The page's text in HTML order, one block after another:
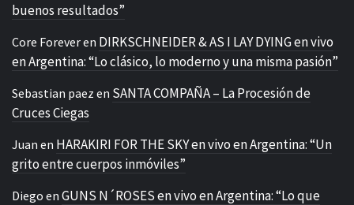
buenos resultados”
Core Foreveren DIRKSCHNEIDER & AS I LAY DYING en vivo
en Argentina: “Lo clásico, lo moderno y una misma pasión”
Sebastian paez en SANTA COMPAÑA – La Procesión de
Cruces Ciegas
Juan en HARAKIRI FOR THE SKY en vivo en Argentina: “Un
grito entre cuerpos inmóviles”
Diego en GUNS N´ROSES en vivo en Argentina: “Lo que